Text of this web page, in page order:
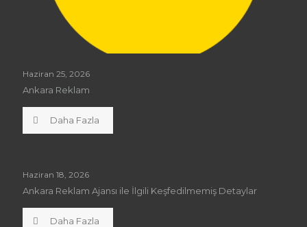
Haziran 25, 2026
Ankara Reklam
Daha Fazla
Haziran 18, 2026
Ankara Reklam Ajansı ile İlgili Keşfedilmemiş Detaylar
Daha Fazla